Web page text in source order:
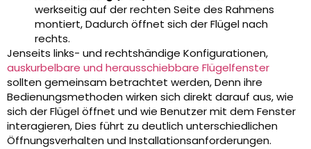
werkseitig auf der rechten Seite des Rahmens
montiert, Dadurch öffnet sich der Flügel nach
rechts.
Jenseits links- und rechtshändige Konfigurationen,
auskurbelbare und herausschiebbare Flügelfenster
sollten gemeinsam betrachtet werden, Denn ihre
Bedienungsmethoden wirken sich direkt darauf aus, wie
sich der Flügel öffnet und wie Benutzer mit dem Fenster
interagieren, Dies führt zu deutlich unterschiedlichen
Öffnungsverhalten und Installationsanforderungen.